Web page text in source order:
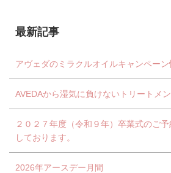
最新記事
アヴェダのミラクルオイルキャンペー
AVEDAから湿気に負けないトリートメ
２０２７年度（令和９年）卒業式のご
しております。
2026年アースデー月間